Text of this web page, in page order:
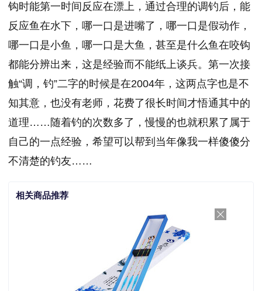
钩时能第一时间反应在漂上，通过合理的调钓后，能
反应鱼在水下，哪一口是进嘴了，哪一口是假动作，
哪一口是小鱼，哪一口是大鱼，甚至是什么鱼在咬钩
都能分辨出来，这是经验而不能纸上谈兵。第一次接
触“调，钓”二字的时候是在2004年，这两点字也是不
知其意，也没有老师，花费了很长时间才悟通其中的
道理……随着钓的次数多了，慢慢的也就积累了属于
自己的一点经验，希望可以帮到当年像我一样傻傻分
不清楚的钓友……
相关商品推荐